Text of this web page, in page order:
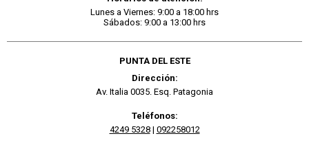
Lunes a Viernes: 9:00 a 18:00 hrs
Sábados: 9:00 a 13:00 hrs
PUNTA DEL ESTE
Dirección:
Av. Italia 0035. Esq. Patagonia
Teléfonos:
4249 5328| 092258012